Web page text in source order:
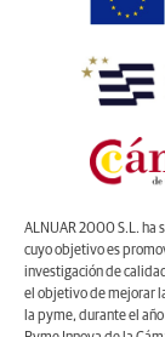
Consejos